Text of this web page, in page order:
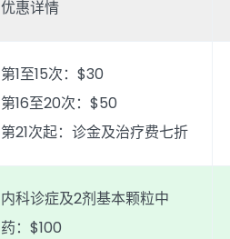
优惠详情
第1至15次：$30
第16至20次：$50
第21次起：诊金及治疗费七折
内科诊症及2剂基本颗粒中
药：$100